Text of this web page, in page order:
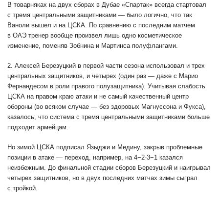
В товарняках на двух сборах в Дубае «Спартак» всегда стартовал
с тремя центральными защитниками — было логично, что так
Ваноли вышел и на ЦСКА. По сравнению с последним матчем
в ОАЭ тренер вообще произвел лишь одно косметическое
изменение, поменяв Зобнина и Мартинса полуфлангами.
2. Алексей Березуцкий в первой части сезона использовал и трех
центральных защитников, и четырех (один раз — даже с Марио
Фернандесом в роли правого полузащитника). Учитывая слабость
ЦСКА на правом краю атаки и не самый качественный центр
обороны (во всяком случае — без здоровых Магнуссона и Фукса),
казалось, что система с тремя центральными защитниками больше
подходит армейцам.
Но зимой ЦСКА подписал Языджи и Медину, закрыв проблемные
позиции в атаке — переход, например, на 4−2-3−1 казался
неизбежным. До финальной стадии сборов Березуцкий и наигрывал
четырех защитников, но в двух последних матчах зимы сыграл
с тройкой.